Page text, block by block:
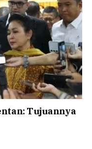
Tujuannya